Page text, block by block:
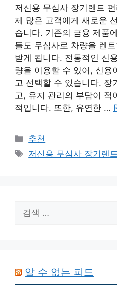
저신용 무심사 장기렌트
제 많은 고객에게 새로운
습니다. 기존의 금융 제품
들도 무심사로 차량을 렌
받게 됩니다. 전통적인 신
량을 이용할 수 있어, 신용
고 선택할 수 있습니다. 장
고, 유지 관리의 부담이 적
적입니다. 또한, 유연한 …
카
테
고
추천
태
저신용 무심사 장기렌
색:
알 수 없는 피드